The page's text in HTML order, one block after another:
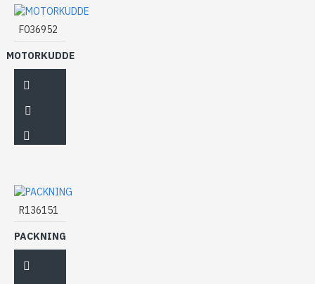
F036952
MOTORKUDDE
R136151
PACKNING